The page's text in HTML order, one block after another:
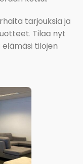
tarjouksia ja
Tilaa nyt
tilojen